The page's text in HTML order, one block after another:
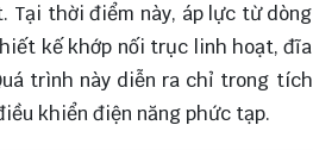
Tại thời điểm này, áp lực từ dòng
kế khớp nối trục linh hoạt, đĩa
trình này diễn ra chỉ trong tích
khiển điện năng phức tạp.